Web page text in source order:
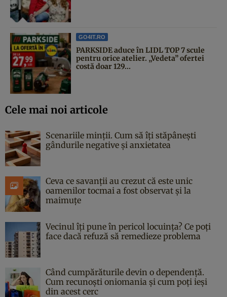
GO4IT.RO
PARKSIDE aduce în LIDL TOP 7 scule
pentru orice atelier. „Vedeta” ofertei
costă doar 129...
Cele mai noi articole
Scenariile minții. Cum să îți stăpânești
gândurile negative și anxietatea
Ceva ce savanții au crezut că este unic
oamenilor tocmai a fost observat și la
maimuțe
Vecinul îți pune în pericol locuința? Ce poți
face dacă refuză să remedieze problema
Când cumpărăturile devin o dependență.
Cum recunoști oniomania și cum poți ieși
din acest cerc